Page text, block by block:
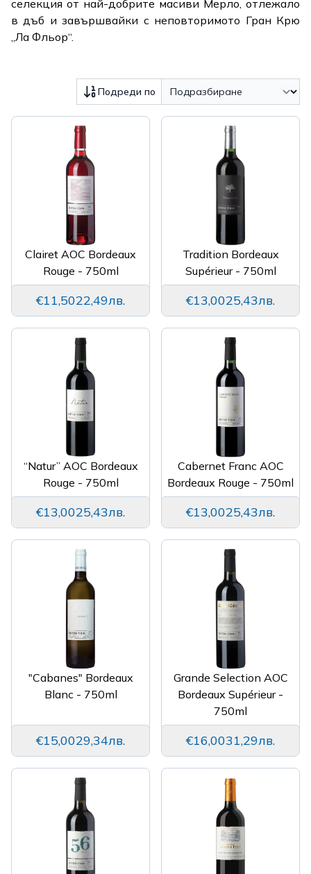
селекция от най-добрите масиви Мерло, отлежало
в дъб и завършвайки с неповторимото Гран Крю
„Ла Фльор“.
Подреди по
Clairet AOC Bordeaux
Rouge - 750ml
€11,5022,49лв.
Tradition Bordeaux
Supérieur - 750ml
€13,0025,43лв.
“Natur” AOC Bordeaux
Rouge - 750ml
€13,0025,43лв.
Cabernet Franc AOC
Bordeaux Rouge - 750ml
€13,0025,43лв.
"Cabanes" Bordeaux
Blanc - 750ml
€15,0029,34лв.
Grande Selection AOC
Bordeaux Supérieur -
750ml
€16,0031,29лв.